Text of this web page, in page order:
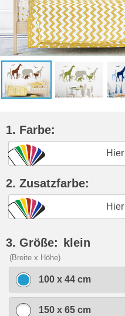
1. Farbe:
2. Zusatzfarbe:
3. Größe: klein
(Breite x Höhe)
100 x 44 cm
150 x 65 cm